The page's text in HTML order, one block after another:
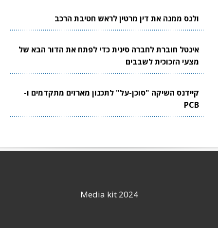
ולנס ממנה את דין מרטין לראש חטיבת הרכב
אינטל חוברת לחברה סינית כדי לפתח את הדור הבא של
מצעי הזכוכית לשבבים
קיידנס השיקה "סוכן-על" לתכנון מארזים מתקדמים ו-
PCB
Media kit 2024